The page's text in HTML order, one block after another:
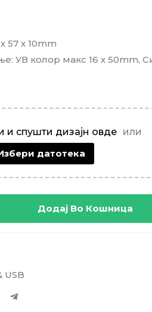
57 х 10mm
УВ колор макс 16 х 50mm,
и спушти дизајн овде или
датотека
Додај Во Кошница
USB